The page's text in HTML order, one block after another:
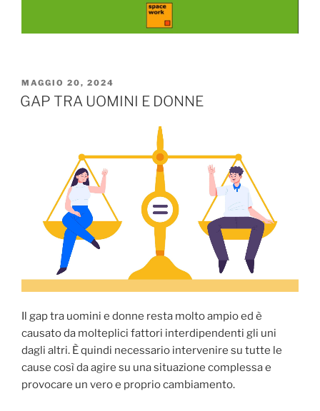
MAGGIO 20, 2024
GAP TRA UOMINI E DONNE
Il gap tra uomini e donne resta molto ampio ed è
causato da molteplici fattori interdipendenti gli uni
dagli altri. È quindi necessario intervenire su tutte le
cause così da agire su una situazione complessa e
provocare un vero e proprio cambiamento.